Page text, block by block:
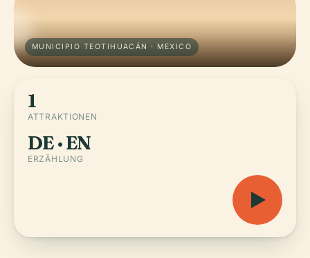
MUNICIPIO TEOTIHUACÁN · MEXICO
1
ATTRAKTIONEN
DE · EN
ERZÄHLUNG